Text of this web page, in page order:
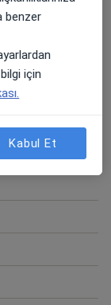
Merkezi
Hakkında
Merkezi
benzer
için
Kabul Et